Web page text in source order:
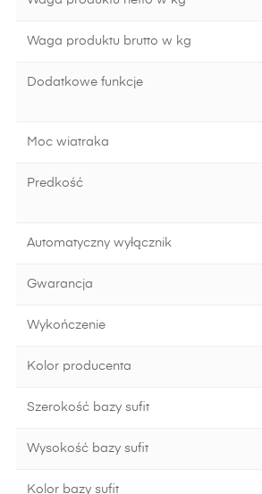
Waga produktu brutto w kg
Dodatkowe funkcje
Moc wiatraka
Predkość
Automatyczny wyłącznik
Gwarancja
Wykończenie
Kolor producenta
Szerokość bazy sufit
Wysokość bazy sufit
Kolor bazy sufit